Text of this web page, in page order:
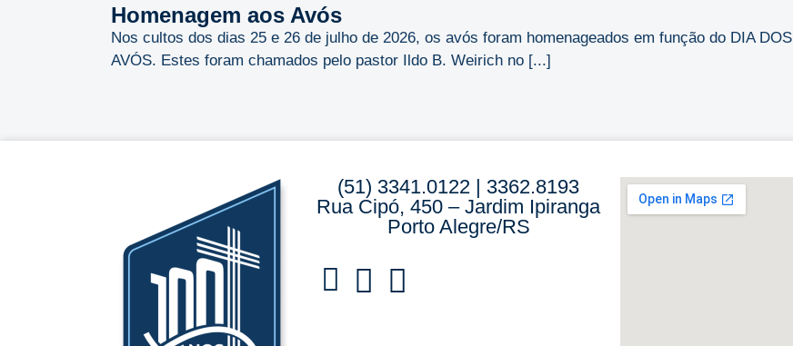
Homenagem aos Avós
Nos cultos dos dias 25 e 26 de julho de 2026, os avós foram homenageados em função do DIA DOS
AVÓS. Estes foram chamados pelo pastor Ildo B. Weirich no [...]
(51) 3341.0122 | 3362.8193
Rua Cipó, 450 – Jardim Ipiranga
Porto Alegre/RS